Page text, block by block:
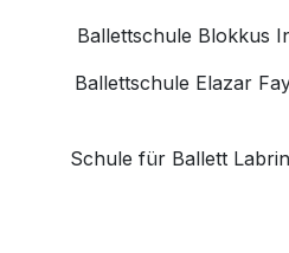
​Ballettschule Blokkus
​​​​Ballettschule Elazar
​Schule für Ballett